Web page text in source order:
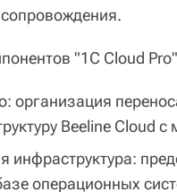
"1С Cloud
организация
Beeline Cloud
инфраструктура:
операционных